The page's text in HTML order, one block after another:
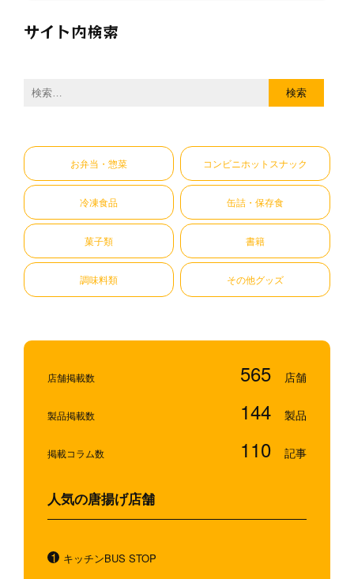
サイト内検索
検
お弁当・惣菜 コンビニホットスナック
冷凍食品 缶詰・保存食
菓子類 書籍
調味料類 その他グッズ
店舗掲載数 565
製品掲載数 144
掲載コラム数 110
人気の唐揚げ店舗
キッチンBUS STOP